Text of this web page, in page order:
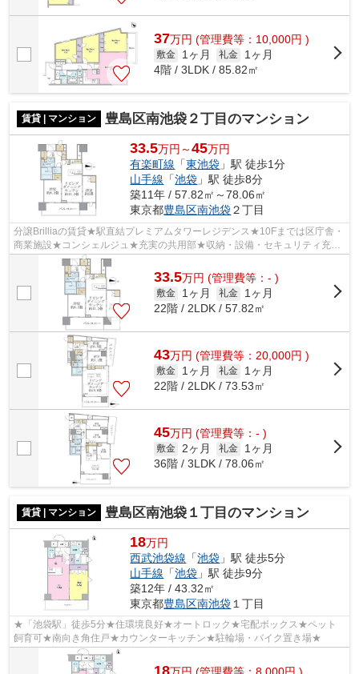
37万円 (管理費等：10,000円 )
敷金 1ヶ月 礼金
1ヶ月
4階 / 3LDK / 85.82㎡
賃貸 | マンション 豊島区南池袋２丁目のマンション
33.5万円～45万円
有楽町線 「東池袋 」駅 徒歩1分
山手線 「池袋 」駅 徒歩8分
築11年 / 57.82㎡～78.06㎡
東京都豊島区南池袋２丁目
分譲Brilliaの賃貸★駅直結プレミアムタワーレジデンス★10Fまでは区庁舎・
商業施設★コンシェルジュ★充実の共用部★収納・設備・セキュリティ充実
★
33.5万円 (管理費等：- )
敷金 1ヶ月 礼金
1ヶ月
22階 / 2LDK / 57.82㎡
43万円 (管理費等：20,000円 )
敷金 1ヶ月 礼金
1ヶ月
22階 / 2LDK / 73.53㎡
45万円 (管理費等：- )
敷金 2ヶ月 礼金
1ヶ月
36階 / 3LDK / 78.06㎡
賃貸 | マンション 豊島区南池袋１丁目のマンション
18万円
西武池袋線 「池袋 」駅 徒歩5分
山手線 「池袋 」駅 徒歩9分
築12年 / 43.32㎡
東京都豊島区南池袋 １丁目
★「池袋駅」徒歩5分★住環境良好★オートロック★宅配ボックス★ペット
飼育可★南向き角住戸★カウンターキッチン★駐輪場・バイク置き場★